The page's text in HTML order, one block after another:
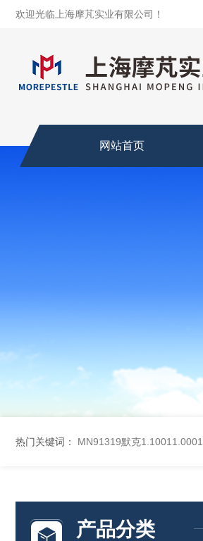
欢迎光临上海摩芃实业有限公司！
网站首页
热门关键词： MN91319默克
产品分类